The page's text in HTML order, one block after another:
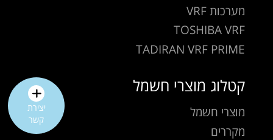
מערכות VRF
TOSHIBA VRF
TADIRAN VRF PRIME
קטלוג מוצרי חשמל
מוצרי חשמל
מקררים
יצירת
קשר